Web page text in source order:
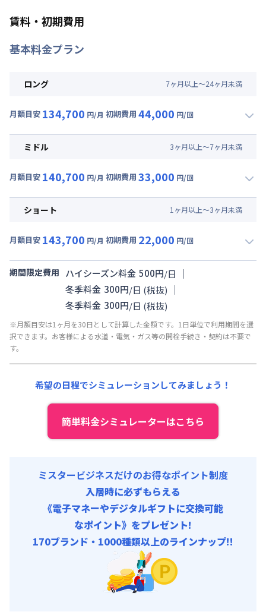
賃料・初期費用
基本料金プラン
ロング 7ヶ月以上～24ヶ月未満
月額目安 134,700 円/月 初期費用 44,000 円/回
月額賃料目安(30日利用)
光熱費他 : 27,000円/月 (900円/日) (税抜)
ミドル 3ヶ月以上～7ヶ月未満
月額目安 140,700 円/月 初期費用 33,000 円/回
月額賃料目安(30日利用)
光熱費他 : 27,000円/月 (900円/日) (税抜)
ショート 1 ヶ月以上～3ヶ月未満
月額目安 143,700 円/月 初期費用 22,000 円/回
月額賃料目安(30日利用)
114,000円/月 (3,800円/日)
27,000円/月 (900円/日) (税抜)
清掃料他 :
20,000円/回 (税抜)
期間限定費用 ハイシーズン料金 500円/日 ｜
冬季料金 300円/日 (税抜) ｜
冬季料金 300円/日 (税抜)
※月額目安は1ヶ月を30日として計算した金額です。1日単位で利用期間を選
択できます。お客様による水道・電気・ガス等の開栓手続き・契約は不要で
す。
希望の日程でシミュレーションしてみましょう！
簡単料金シミュレーターはこちら
ミスタービジネスだけのお得なポイント制度
入居時に必ずもらえる
《電子マネーやデジタルギフトに交換可能
なポイント》をプレゼント!
170ブランド・1000種類以上のラインナップ!!